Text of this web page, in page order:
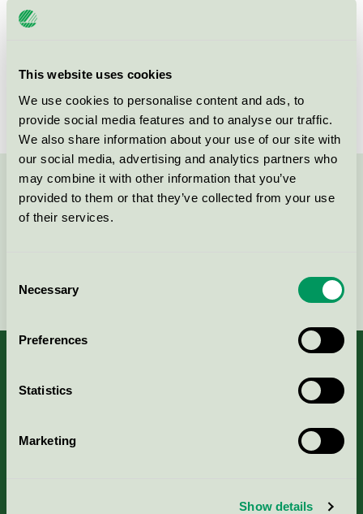
This website uses cookies
We use cookies to personalise content and ads, to
provide social media features and to analyse our traffic.
We also share information about your use of our site with
our social media, advertising and analytics partners who
may combine it with other information that you’ve
provided to them or that they’ve collected from your use
of their services.
Selection
Necessary
Preferences
Statistics
Marketing
Show details
Kontakta oss på 08-55 55 24 00eller via formuläret: